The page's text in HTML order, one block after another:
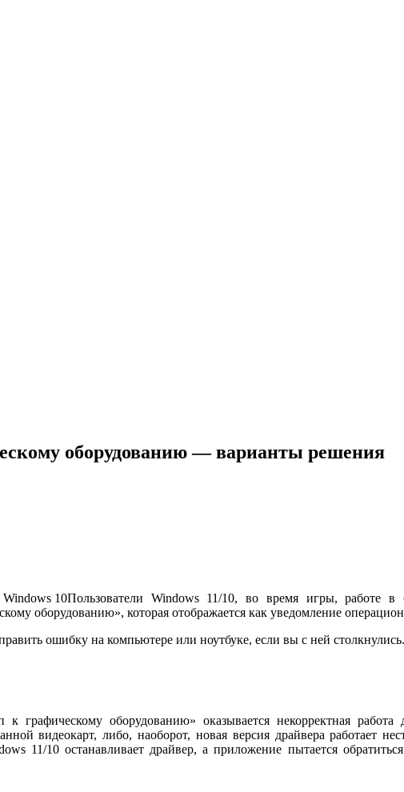
оборудованию — варианты решения
Пользователи Windows 11/10, во время игры, работе в
оборудованию», которая отображается как уведомление
ошибку на компьютере или ноутбуке, если вы с ней столкнулись.
оборудованию» оказывается некорректная работа
видеокарт, либо, наоборот, новая версия драйвера работает
11/10 останавливает драйвер, а приложение пытается